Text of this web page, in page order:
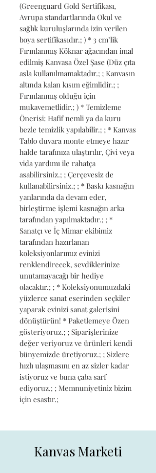
(Greenguard Gold Sertifikası,
Avrupa standartlarında Okul ve
sağlık kuruluşlarında izin verilen
boya sertifikasıdır.; ) * 3 cm’lik
Fırınlanmış Köknar ağacından imal
edilmiş Kanvasa Özel Şase (Düz çıta
asla kullanılmamaktadır.; ; Kanvasın
altında kalan kısım eğimlidir.; ;
Fırınlanmış olduğu için
mukavemetlidir.; ) * Temizleme
Önerisi: Hafif nemli ya da kuru
bezle temizlik yapılabilir.; ; * Kanvas
Tablo duvara monte etmeye hazır
halde tarafınıza ulaştırılır, Çivi veya
vida yardımı ile rahatça
asabilirsiniz.; ; Çerçevesiz de
kullanabilirsiniz.; ; * Baskı kasnağın
yanlarında da devam eder,
birleştirme işlemi kasnağın arka
tarafından yapılmaktadır.; ; *
Sanatçı ve İç Mimar ekibimiz
tarafından hazırlanan
koleksiyonlarımız evinizi
renklendirecek, sevdiklerinize
unutamayacağı bir hediye
olacaktır.; ; * Koleksiyonumuzdaki
yüzlerce sanat eserinden seçkiler
yaparak evinizi sanat galerisini
dönüştürün! * Paketlemeye Özen
gösteriyoruz.; ; Siparişlerinize
değer veriyoruz ve ürünleri kendi
bünyemizde üretiyoruz.; ; Sizlere
hızlı ulaşmasını en az sizler kadar
istiyoruz ve buna çaba sarf
ediyoruz.; ; Memnuniyetiniz bizim
için esastır.;
Kanvas Marketi